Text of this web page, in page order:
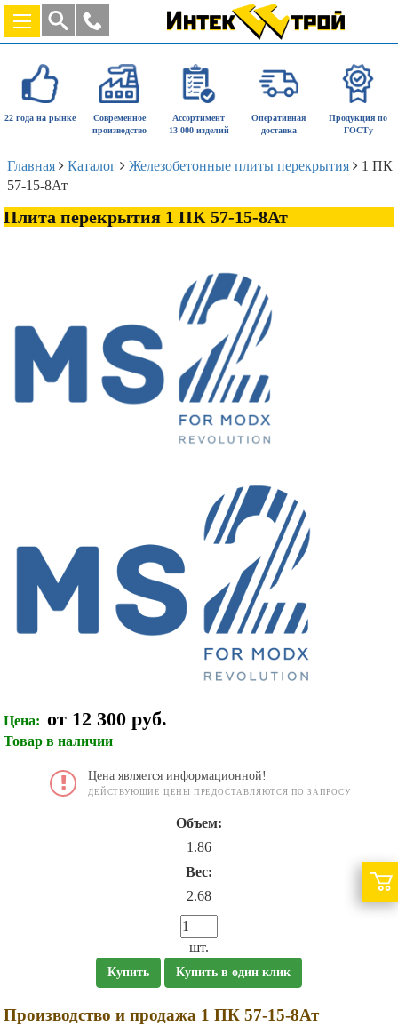
22 года на рынке
Современное
производство
Ассортимент
13 000 изделий
Оперативная
доставка
Продукция по
ГОСТу
Главная Каталог Железобетонные плиты перекрытия
1 ПК
57-15-8Ат
Плита перекрытия 1 ПК 57-15-8Ат
Цена: от 12 300 руб.
Товар в наличии
Цена является информационной!
ДЕЙСТВУЮЩИЕ ЦЕНЫ ПРЕДОСТАВЛЯЮТСЯ ПО ЗАПРОСУ
Объем:
1.86
Вес:
2.68
шт.
Купить Купить в один клик
Производство и продажа 1 ПК 57-15-8Ат